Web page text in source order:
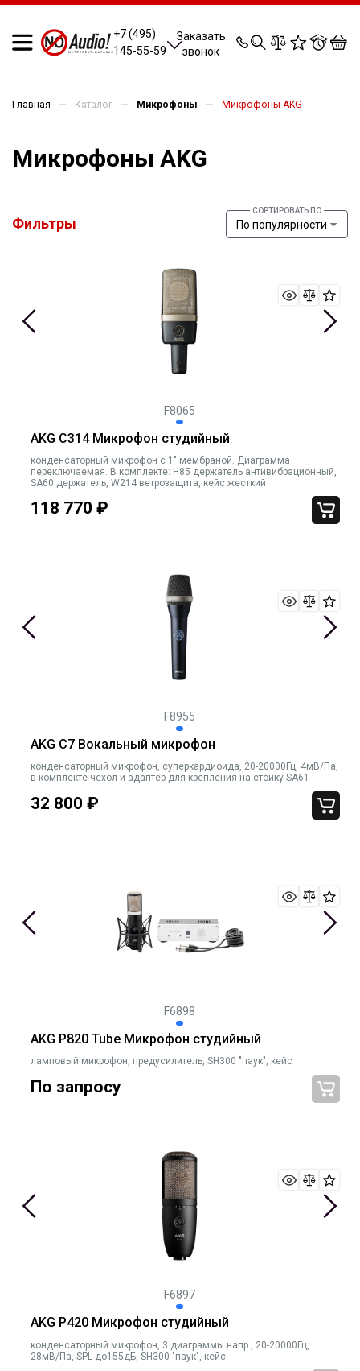
+7 (495)
145-55-59
Заказать
звонок
0 0 0 0
Главная — Каталог — Микрофоны — Микрофоны AKG
Микрофоны AKG
Фильтры По популярности
F8065
AKG C314 Микрофон студийный
конденсаторный микрофон с 1" мембраной. Диаграмма
переключаемая. В комплекте: H85 держатель антивибрационный,
SA60 держатель, W214 ветрозащита, кейс жесткий
118 770 ₽
F8955
AKG C7 Вокальный микрофон
конденсаторный микрофон, суперкардиоида, 20-20000Гц, 4мВ/Па,
в комплекте чехол и адаптер для крепления на стойку SA61
32 800 ₽
F6898
AKG P820 Tube Микрофон студийный
ламповый микрофон, предусилитель, SH300 "паук", кейс
По запросу
F6897
AKG P420 Микрофон студийный
конденсаторный микрофон, 3 диаграммы напр., 20-20000Гц,
28мВ/Па, SPL до155дБ, SH300 "паук", кейс